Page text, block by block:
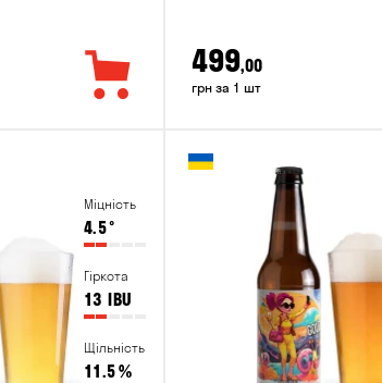
499,00
грн за 1 шт
Міцність
4.5°
Гіркота
13 IBU
Щільність
11.5%